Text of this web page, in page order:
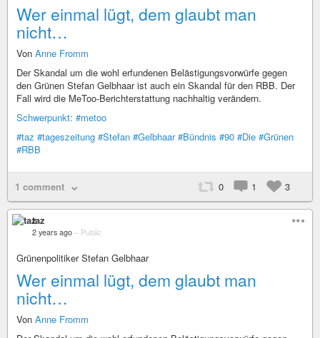
Wer einmal lügt, dem glaubt man
nicht…
Von Anne Fromm
Der Skandal um die wohl erfundenen Belästigungsvorwürfe gegen
den Grünen Stefan Gelbhaar ist auch ein Skandal für den RBB. Der
Fall wird die MeToo-Berichterstattung nachhaltig verändern.
Schwerpunkt: #metoo
#taz #tageszeitung #Stefan #Gelbhaar #Bündnis #90 #Die #Grünen
#RBB
1 comment 0 1 3
taz
2 years ago – Public
Grünenpolitiker Stefan Gelbhaar
Wer einmal lügt, dem glaubt man
nicht…
Von Anne Fromm